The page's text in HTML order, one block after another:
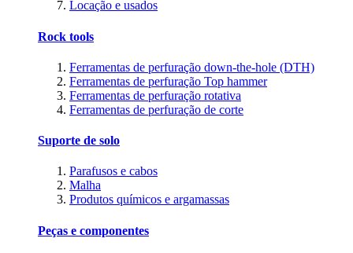
Locação e usados
Rock tools
Ferramentas de perfuração down-the-hole (DTH)
Ferramentas de perfuração Top hammer
Ferramentas de perfuração rotativa
Ferramentas de perfuração de corte
Suporte de solo
Parafusos e cabos
Malha
Produtos químicos e argamassas
Peças e componentes